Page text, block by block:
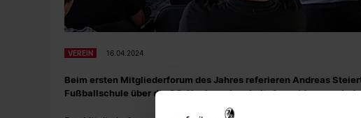
VEREIN 16.04.2024
Beim ersten Mitgliederforum des Jahres referieren Andreas
Fußballschule über die SC-Nachwuchsarbeit. Anmeldungen sind